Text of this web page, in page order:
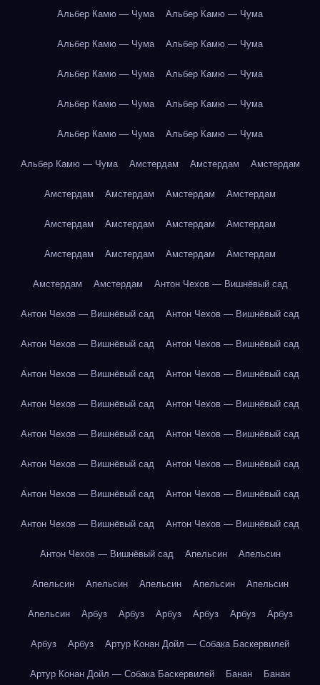
Альбер Камю — Чума Альбер Камю — Чума
Альбер Камю — Чума Альбер Камю — Чума
Альбер Камю — Чума Альбер Камю — Чума
Альбер Камю — Чума Альбер Камю — Чума
Альбер Камю — Чума Альбер Камю — Чума
Альбер Камю — Чума Амстердам Амстердам Амстердам
Амстердам Амстердам Амстердам Амстердам
Амстердам Амстердам Амстердам Амстердам
Амстердам Амстердам Амстердам Амстердам
Амстердам Амстердам Антон Чехов — Вишнёвый сад
Антон Чехов — Вишнёвый сад Антон Чехов — Вишнёвый сад
Антон Чехов — Вишнёвый сад Антон Чехов — Вишнёвый сад
Антон Чехов — Вишнёвый сад Антон Чехов — Вишнёвый сад
Антон Чехов — Вишнёвый сад Антон Чехов — Вишнёвый сад
Антон Чехов — Вишнёвый сад Антон Чехов — Вишнёвый сад
Антон Чехов — Вишнёвый сад Антон Чехов — Вишнёвый сад
Антон Чехов — Вишнёвый сад Антон Чехов — Вишнёвый сад
Антон Чехов — Вишнёвый сад Антон Чехов — Вишнёвый сад
Антон Чехов — Вишнёвый сад Апельсин Апельсин
Апельсин Апельсин Апельсин Апельсин Апельсин
Апельсин Арбуз Арбуз Арбуз Арбуз Арбуз Арбуз
Арбуз Арбуз Артур Конан Дойл — Собака Баскервилей
Артур Конан Дойл — Собака Баскервилей Банан Банан